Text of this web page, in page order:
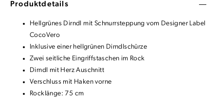
Produktdetails
Hellgrünes Dirndl mit Schnurrsteppung vom Designer Label
CocoVero
Inklusive einer hellgrünen Dirndlschürze
Zwei seitliche Eingriffstaschen im Rock
Dirndl mit Herz Auschnitt
Verschluss mit Haken vorne
Rocklänge: 75 cm